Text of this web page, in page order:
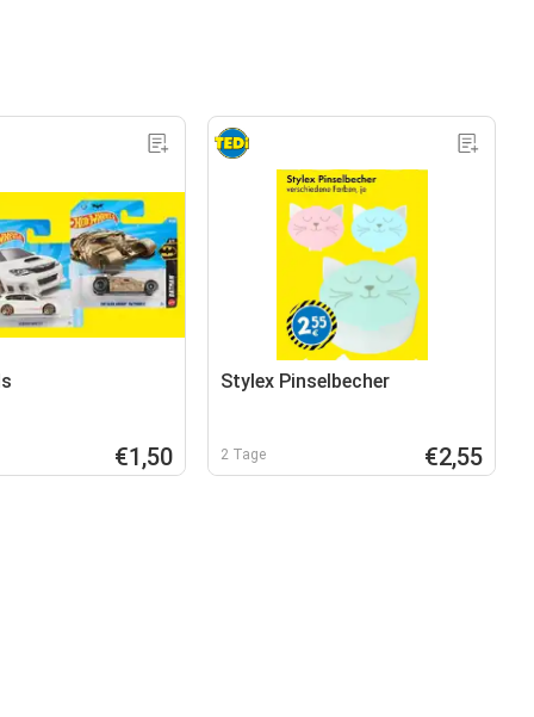
€1,50
Stylex Pinselbecher
2 Tage €2,55